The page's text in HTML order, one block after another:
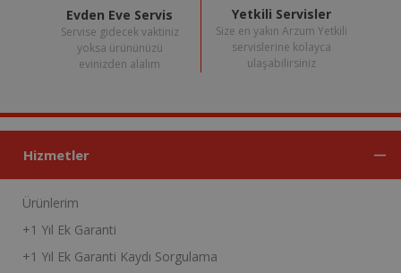
Evden Eve Servis
Servise gidecek vaktiniz
yoksa ürününüzü
evinizden alalım
Yetkili Servisler
Size en yakın Arzum Yetkili
servislerine kolayca
ulaşabilirsiniz
Hizmetler
Ürünlerim
+1 Yıl Ek Garanti
+1 Yıl Ek Garanti Kaydı Sorgulama